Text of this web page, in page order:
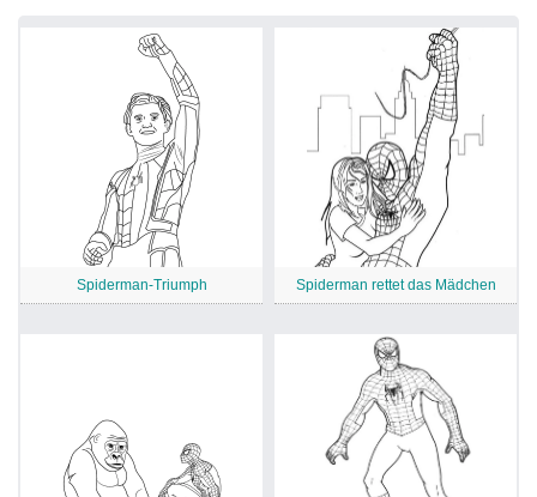
Spiderman-Triumph Spiderman rettet das Mädchen